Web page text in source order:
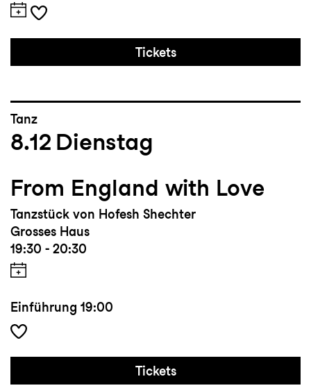
Tickets
Tanz
8.12 Dienstag
From England with Love
Tanzstück von Hofesh Shechter
Grosses Haus
19:30 - 20:30
Einführung 19:00
Tickets